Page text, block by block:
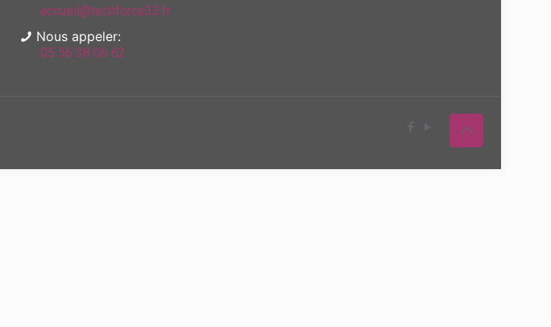
accueil@techforce33.fr
Nous appeler:
05 56 38 06 62